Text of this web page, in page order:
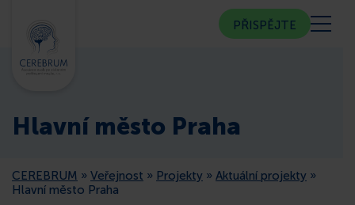
PORADNA
PŘISPĚJTE
Hlavní město Praha
CEREBRUM » Veřejnost » Projekty » Aktuální projekty »
Hlavní město Praha